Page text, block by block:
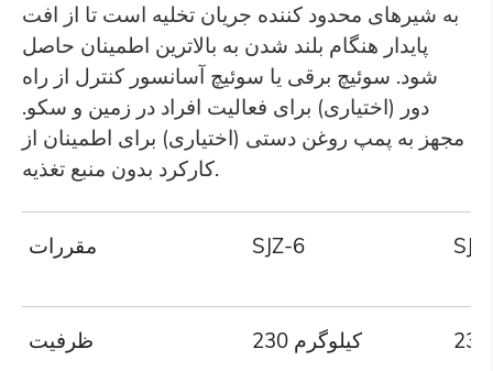
به شیرهای محدود کننده جریان تخلیه است تا از افت
پایدار هنگام بلند شدن به بالاترین اطمینان حاصل
شود. سوئیچ برقی یا سوئیچ آسانسور کنترل از راه
دور (اختیاری) برای فعالیت افراد در زمین و سکو.
مجهز به پمپ روغن دستی (اختیاری) برای اطمینان از
کارکرد بدون منبع تغذیه.
مقررات SJZ-6
ظرفیت 230 کیلوگرم